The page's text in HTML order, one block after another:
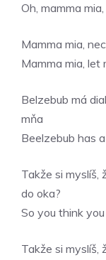
Oh, mamma
Mamma mia,
Mamma mia, let
Belzebub má
mňa
Beelzebub has
Takže si myslíš,
do oka?
So you think
Takže si myslíš,